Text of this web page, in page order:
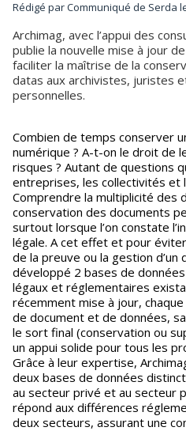
Rédigé par Communiqué de Serda
Archimag, avec l’appui des
publie la nouvelle mise à jour
faciliter la maîtrise de la
datas aux archivistes, juristes
personnelles.
Combien de temps conserver un document papier ou
numérique ? A-t-on le droit de
risques ? Autant de questions
entreprises, les collectivités et
Comprendre la multiplicité des
conservation des documents
surtout lorsque l’on constate
légale. A cet effet et pour
de la preuve ou la gestion d’un
développé 2 bases de
légaux et réglementaires
récemment mise à jour,
de document et de données,
le sort final (conservation ou
un appui solide pour tous les
Grâce à leur expertise,
deux bases de données
au secteur privé et au secteur
répond aux différences
deux secteurs, assurant une